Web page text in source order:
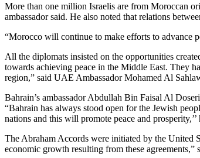
More than one million Israelis are from Moroccan
ambassador said. He also noted that relations
“Morocco will continue to make efforts to advance
All the diplomats insisted on the opportunities
towards achieving peace in the Middle East. They
region,” said UAE Ambassador Mohamed Al
Bahrain’s ambassador Abdullah Bin Faisal Al
“Bahrain has always stood open for the Jewish
nations and this will promote peace and
The Abraham Accords were initiated by the United
economic growth resulting from these